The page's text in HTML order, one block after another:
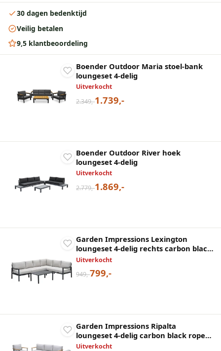
30 dagen bedenktijd
Veilig betalen
9,5 klantbeoordeling
Boender Outdoor Maria stoel-bank
loungeset 4-delig
Uitverkocht
2.349,-1.739,-
Boender Outdoor River hoek
loungeset 4-delig
Uitverkocht
2.779,-1.869,-
Garden Impressions Lexington
loungeset 4-delig rechts carbon black
desert sand
Uitverkocht
949,-799,-
Garden Impressions Ripalta
loungeset 4-delig carbon black rope
grijs
Uitverkocht